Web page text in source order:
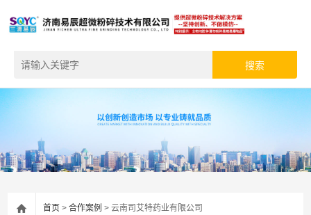
首页 >合作案例 > 云南司艾特药业有限公司